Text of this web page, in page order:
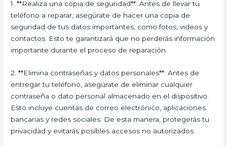
1. **Realiza una copia de seguridad**: Antes de llevar tu
teléfono a reparar, asegúrate de hacer una copia de
seguridad de tus datos importantes, como fotos, videos y
contactos. Esto te garantizará que no perderás información
importante durante el proceso de reparación.
2. **Elimina contraseñas y datos personales**: Antes de
entregar tu teléfono, asegúrate de eliminar cualquier
contraseña o dato personal almacenado en el dispositivo.
Esto incluye cuentas de correo electrónico, aplicaciones
bancarias y redes sociales. De esta manera, protegerás tu
privacidad y evitarás posibles accesos no autorizados.